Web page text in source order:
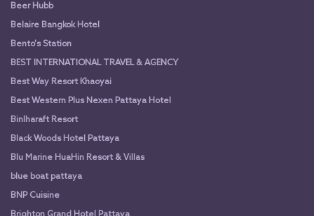
Beer Hubb
Belaire Bangkok Hotel
Bento's Station
BEST INTERNATIONAL TRAVEL & AGENCY
Best Way Resort Khaoyai
Best Western Plus Nexen Pattaya Hotel
Binlharaft Resort
Black Woods Hotel Pattaya
Blu Marine HuaHin Resort & Villas
blue boat pattaya
BNP Cuisine